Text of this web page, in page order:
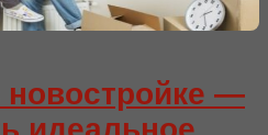
новостройке —